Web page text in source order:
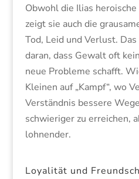
Obwohl die Ilias
zeigt sie auch die
Tod, Leid und Verlust.
daran, dass Gewalt oft
neue Probleme schafft.
Kleinen auf „Kampf“, wo
Verständnis bessere
schwieriger zu erreichen,
lohnender.
Loyalität und